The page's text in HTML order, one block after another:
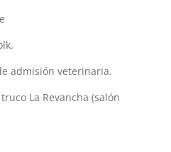
admisión veterinaria.
La Revancha (salón